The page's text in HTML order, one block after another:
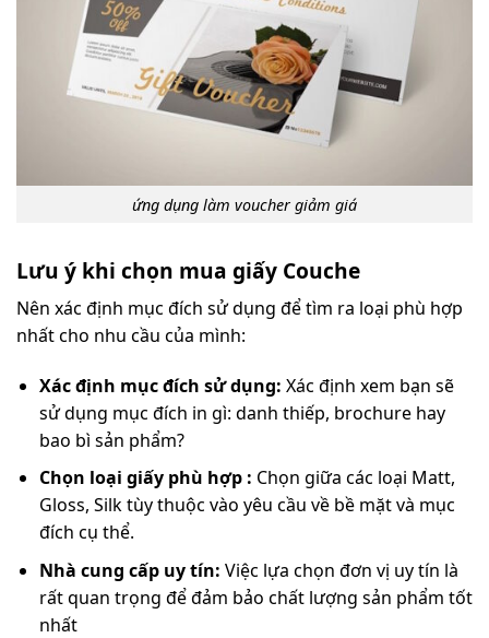
ứng dụng làm voucher giảm giá
Lưu ý khi chọn mua giấy Couche
Nên xác định mục đích sử dụng để tìm ra loại phù hợp
nhất cho nhu cầu của mình:
Xác định mục đích sử dụng: Xác định xem bạn sẽ
sử dụng mục đích in gì: danh thiếp, brochure hay
bao bì sản phẩm?
Chọn loại giấy phù hợp : Chọn giữa các loại Matt,
Gloss, Silk tùy thuộc vào yêu cầu về bề mặt và mục
đích cụ thể.
Nhà cung cấp uy tín: Việc lựa chọn đơn vị uy tín là
rất quan trọng để đảm bảo chất lượng sản phẩm tốt
nhất